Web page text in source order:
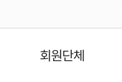
회원단체